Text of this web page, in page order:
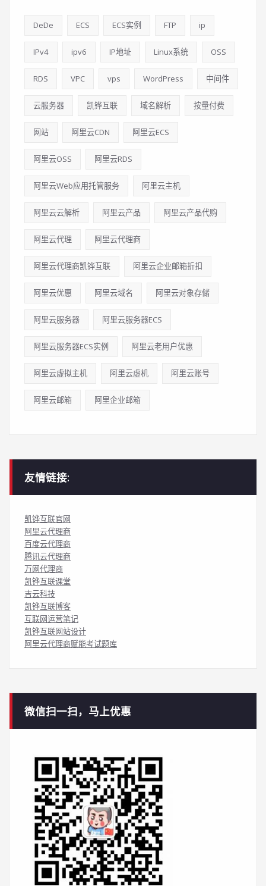
DeDe ECS ECS实例 FTP ip
IPv4 ipv6 IP地址 Linux系统 OSS
RDS VPC vps WordPress 中间件
云服务器 凯铧互联 域名解析 按量付费
网站 阿里云CDN 阿里云ECS
阿里云OSS 阿里云RDS
阿里云Web应用托管服务 阿里云主机
阿里云云解析 阿里云产品 阿里云产品代购
阿里云代理 阿里云代理商
阿里云代理商凯铧互联 阿里云企业邮箱折扣
阿里云优惠 阿里云域名 阿里云对象存储
阿里云服务器 阿里云服务器ECS
阿里云服务器ECS实例 阿里云老用户优惠
阿里云虚拟主机 阿里云虚机 阿里云账号
阿里云邮箱 阿里企业邮箱
友情链接:
凯铧互联官网
阿里云代理商
百度云代理商
腾讯云代理商
万网代理商
凯铧互联课堂
吉云科技
凯铧互联博客
互联网运营笔记
凯铧互联网站设计
阿里云代理商赋能考试题库
微信扫一扫，马上优惠